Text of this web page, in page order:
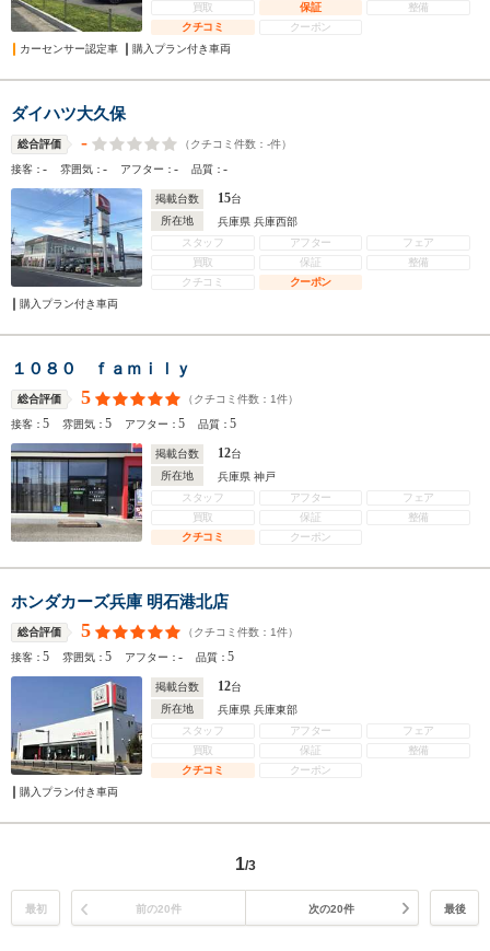
買取
保証
整備
クチコミ
クーポン
カーセンサー認定車
購入プラン付き車両
ダイハツ大久保
総合評価 - （クチコミ件数： -件）
接客：- 雰囲気：- アフター：- 品質：-
掲載台数 15台
所在地
兵庫県 兵庫西部
スタッフ
アフター
フェア
買取
保証
整備
クチコミ
クーポン
購入プラン付き車両
１０８０ ｆａｍｉｌｙ
総合評価 5 （クチコミ件数： 1件）
接客：5 雰囲気：5 アフター：5 品質：5
掲載台数 12台
所在地
兵庫県 神戸
スタッフ
アフター
フェア
買取
保証
整備
クチコミ
クーポン
ホンダカーズ兵庫 明石港北店
総合評価 5 （クチコミ件数： 1件）
接客：5 雰囲気：5 アフター：- 品質：5
掲載台数 12台
所在地
兵庫県 兵庫東部
スタッフ
アフター
フェア
買取
保証
整備
クチコミ
クーポン
購入プラン付き車両
1/3
最初 前の20件 次の20件 最後